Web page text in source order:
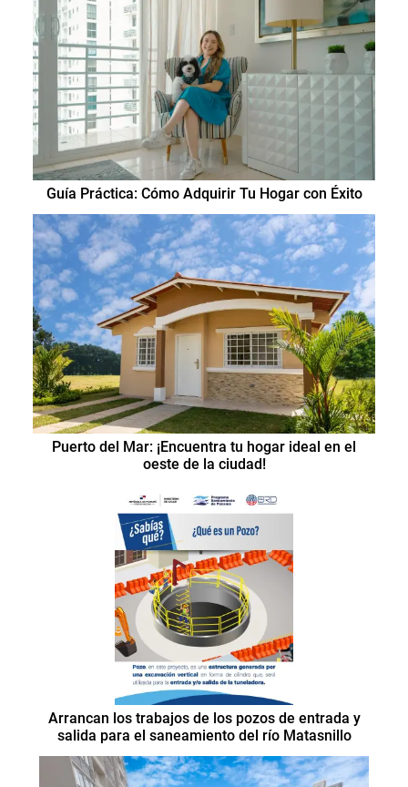
Guía Práctica: Cómo Adquirir Tu Hogar con Éxito
Puerto del Mar: ¡Encuentra tu hogar ideal en el
oeste de la ciudad!
Arrancan los trabajos de los pozos de entrada y
salida para el saneamiento del río Matasnillo